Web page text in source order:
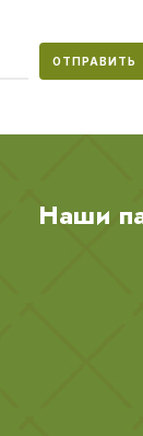
ОТПРАВИТЬ
Наши